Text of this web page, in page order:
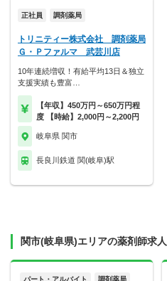
正社員 調剤薬局
トリニティー株式会社 調剤薬局
Ｇ・Ｐファルマ 武芸川店
10年連続増収！有給平均13日＆独立
支援実績も豊富…
【年収】450万円～650万円程
度 【時給】2,000円～2,200円
岐阜県 関市
長良川鉄道 関(岐阜)駅
関市(岐阜県)エリアの薬剤師求人